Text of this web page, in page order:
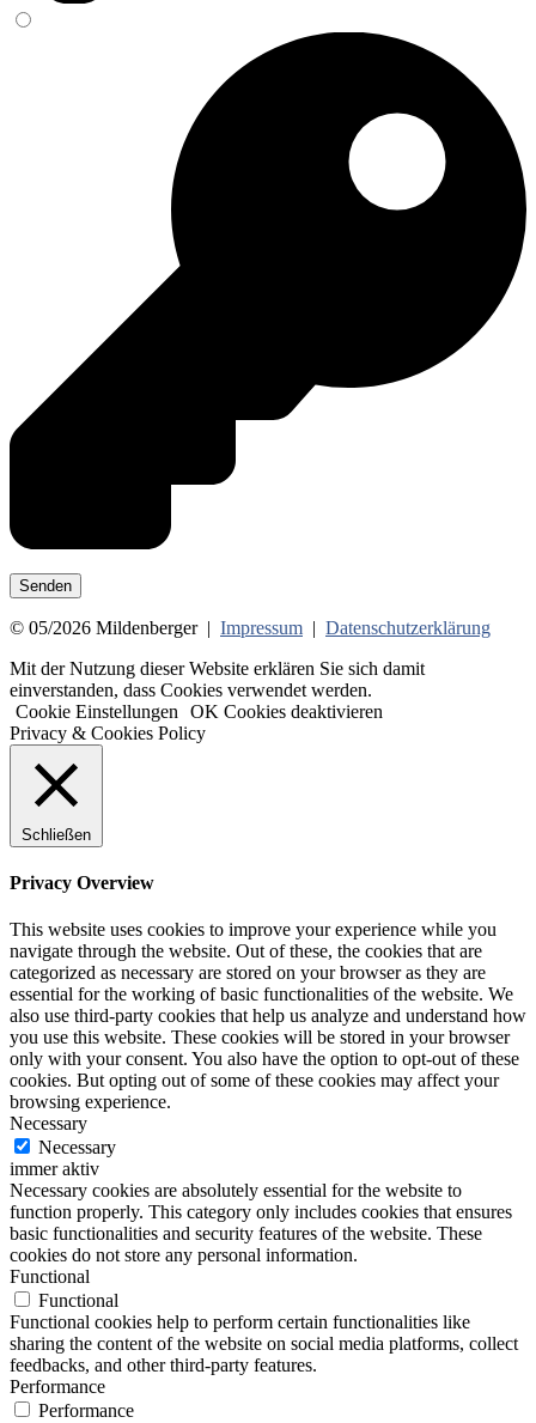
© 05/2026 Mildenberger | Impressum | Datenschutzerklärung
Mit der Nutzung dieser Website erklären Sie sich damit
einverstanden, dass Cookies verwendet werden.
Cookie Einstellungen
OK Cookies deaktivieren
Privacy & Cookies Policy
Schließen
Privacy Overview
This website uses cookies to improve your experience while you
navigate through the website. Out of these, the cookies that are
categorized as necessary are stored on your browser as they are
essential for the working of basic functionalities of the website. We
also use third-party cookies that help us analyze and understand how
you use this website. These cookies will be stored in your browser
only with your consent. You also have the option to opt-out of these
cookies. But opting out of some of these cookies may affect your
browsing experience.
Necessary
Necessary
immer aktiv
Necessary cookies are absolutely essential for the website to
function properly. This category only includes cookies that ensures
basic functionalities and security features of the website. These
cookies do not store any personal information.
Functional
Functional
Functional cookies help to perform certain functionalities like
sharing the content of the website on social media platforms, collect
feedbacks, and other third-party features.
Performance
Performance